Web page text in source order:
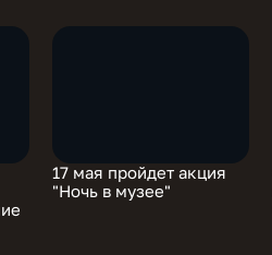
17 мая пройдет акция
"Ночь в музее"